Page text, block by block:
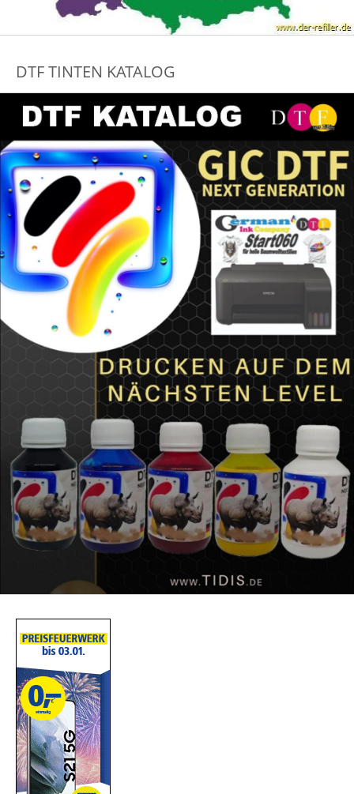
DTF TINTEN KATALOG